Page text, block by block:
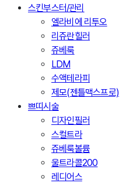
스킨부스터/관리
엘라비에 리투오
리쥬란힐러
쥬베룩
LDM
수액테라피
제모(젠틀맥스프로)
쁘띠시술
디자인필러
스컬트라
쥬베룩볼륨
울트라콜200
레디어스